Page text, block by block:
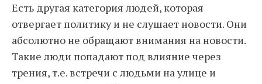
Есть другая категория людей, которая
отвергает политику и не слушает новости. Они
абсолютно не обращают внимания на новости.
Такие люди попадают под влияние через
трения, т.е. встречи с людьми на улице и